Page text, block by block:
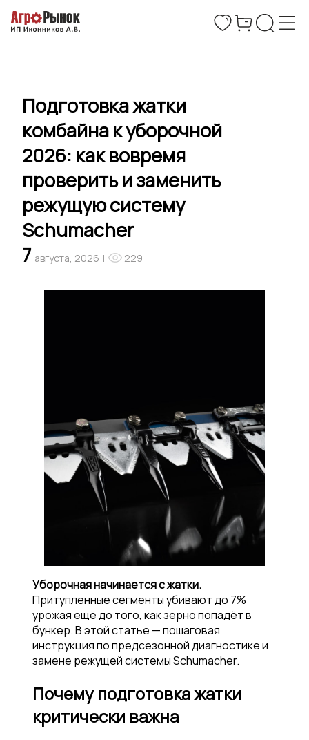
Подготовка жатки
комбайна к уборочной
2026: как вовремя
проверить и заменить
режущую систему
Schumacher
7 августа, 2026 | 229
Уборочная начинается с жатки.
Притупленные сегменты убивают до 7%
урожая ещё до того, как зерно попадёт в
бункер. В этой статье — пошаговая
инструкция по предсезонной диагностике и
замене режущей системы Schumacher.
Почему подготовка жатки
критически важна